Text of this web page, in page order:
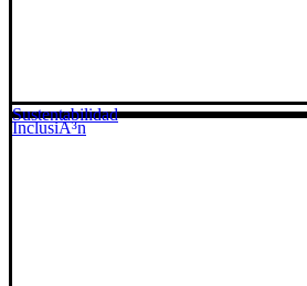
InclusiÃ³n
Sustentabilidad